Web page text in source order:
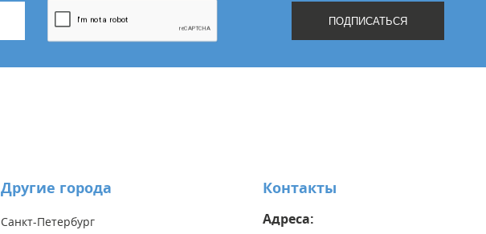
Другие города
Санкт-Петербург
Контакты
Адреса: